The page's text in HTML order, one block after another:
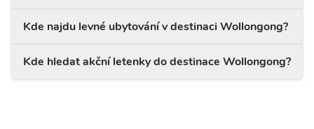
Kde najdu levné ubytování v destinaci Wollongong?
Kde hledat akční letenky do destinace Wollongong?